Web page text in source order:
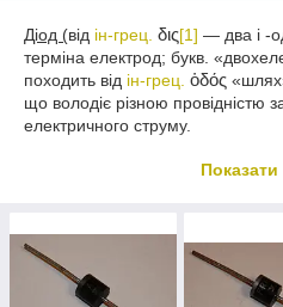
Діод (від ін-грец. δις[1] — два і -
терміна електрод; букв.
походить від ін-грец. ὁδός
що володіє різною провідністю
електричного струму.
прикладена пряма напруга (т. е
диоду прикладена зворотна
потенціал стосовно анода), то
великий, малий зворотний
Показати